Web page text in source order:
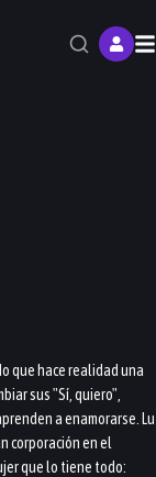
que hace realidad una
sus "Sí, quiero",
a enamorarse. Lu
corporación en el
que lo tiene todo: